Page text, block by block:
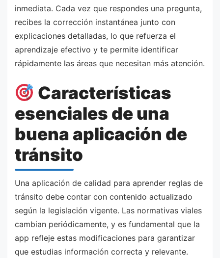
inmediata. Cada vez que respondes una pregunta,
recibes la corrección instantánea junto con
explicaciones detalladas, lo que refuerza el
aprendizaje efectivo y te permite identificar
rápidamente las áreas que necesitan más atención.
Características
esenciales de una
buena aplicación de
tránsito
Una aplicación de calidad para aprender reglas de
tránsito debe contar con contenido actualizado
según la legislación vigente. Las normativas viales
cambian periódicamente, y es fundamental que la
app refleje estas modificaciones para garantizar
que estudias información correcta y relevante.